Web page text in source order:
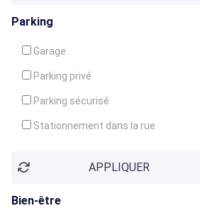
Parking
Garage
Parking privé
Parking sécurisé
Stationnement dans la rue
APPLIQUER
Bien-être